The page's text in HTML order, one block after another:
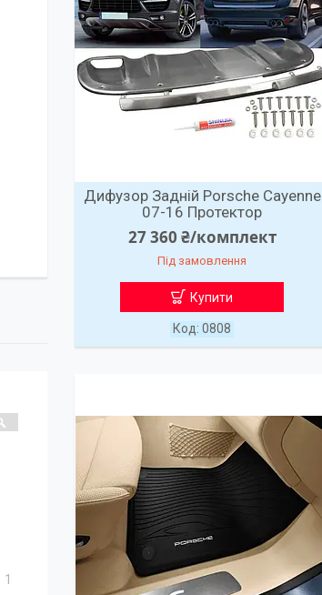
Дифузор Задній Porsche Cayenne
07-16 Протектор
27 360 ₴/комплект
Під замовлення
Купити
0808
1